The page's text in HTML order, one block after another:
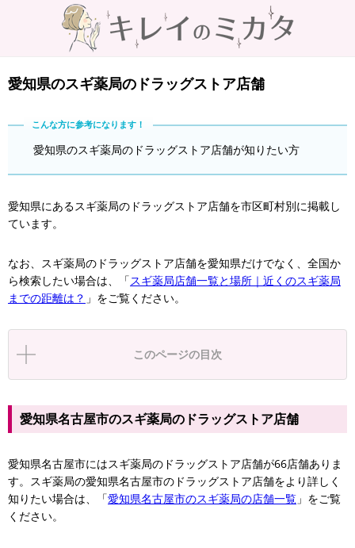
愛知県のスギ薬局のドラッグストア店舗
愛知県のスギ薬局のドラッグストア店舗が知りたい方
愛知県にあるスギ薬局のドラッグストア店舗を市区町村別に掲載し
ています。
なお、スギ薬局のドラッグストア店舗を愛知県だけでなく、全国か
ら検索したい場合は、「スギ薬局店舗一覧と場所｜近くのスギ薬局
までの距離は？ 」をご覧ください。
このページの目次
愛知県名古屋市のスギ薬局のドラッグストア店舗
愛知県名古屋市にはスギ薬局のドラッグストア店舗が66店舗ありま
す。スギ薬局の愛知県名古屋市のドラッグストア店舗をより詳しく
知りたい場合は、「愛知県名古屋市のスギ薬局の店舗一覧 」をご覧
ください。